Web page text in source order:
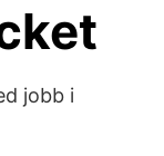
jobb i